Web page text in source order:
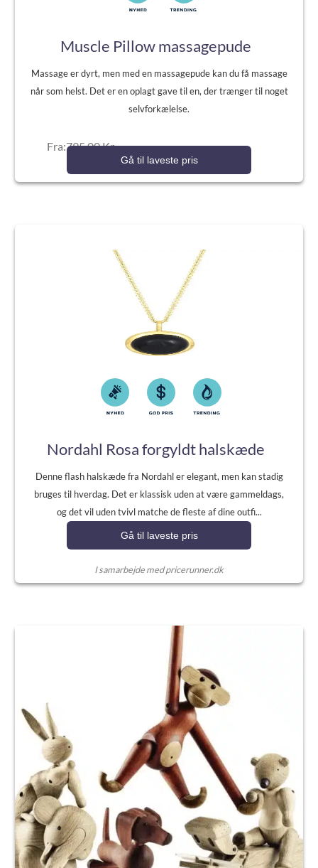
Muscle Pillow massagepude
Massage er dyrt, men med en massagepude kan du få massage
når som helst. Det er en oplagt gave til en, der trænger til noget
selvforkælelse.
Fra:795,00 Kr.
Gå til laveste pris
Nordahl Rosa forgyldt halskæde
Denne flash halskæde fra Nordahl er elegant, men kan stadig
bruges til hverdag. Det er klassisk uden at være gammeldags,
og det vil uden tvivl matche de fleste af dine outfi...
Gå til laveste pris
I samarbejde med pricerunner.dk